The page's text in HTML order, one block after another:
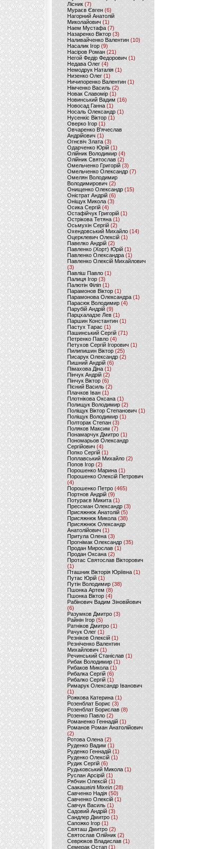
Лісник (7)
Мураєв Євген(6)
Нагорний Анатолій
Миколайович (1)
Наем Мустафа (7)
Назаренко Віктор (3)
Наливайченко Валентин (10)
Насалик Ігор(9)
Насіров Роман (21)
Негой Федір Федорович(1)
Недава Олег(4)
Немодрук Наталія(1)
Низенко Олег (1)
Ничипоренко Валентин (1)
Німченко Василь (2)
Новак Славомір (1)
Новинський Вадим (16)
Новосад Ганна (1)
Носаль Олександр (1)
Нусенкіс Віктор (1)
Оверко Ігор (1)
Овчаренко В'ячеслав
Андрійович(1)
Огнєвіч Злата (3)
Одарченко Юрій(1)
Олійник Володимир (4)
Олійник Святослав (2)
Омельченко Григорій (3)
Омельченко Олександр(7)
Омелян Володимир
Володимирович (2)
Онищенко Олександр (15)
Оністрат Андрій (6)
Оніщук Микола (3)
Осика Сергій(4)
Остафійчук Григорій(1)
Острікова Тетяна (1)
Осьмухін Сергій (2)
Охендовський Михайло (14)
Оцерклевич Олексій (1)
Павелко Андрій (2)
Павленко (Хорт) Юрій (1)
Павленко Олександра (1)
Павленко Олексій Михайлович
(3)
Павліш Павло(1)
Палиця Ігор (3)
Палютін Філіп(1)
Парамонов Віктор (1)
Парамонова Олександра(1)
Парасюк Володимир(4)
Парубій Андрій (9)
Парцхаладзе Лев (1)
Паршин Константин(1)
Пастух Тарас (1)
Пашинський Сергій (71)
Петренко Павло (4)
Петухов Сергій Ігорович (1)
Пилипишин Віктор(25)
Писарук Олександр(2)
Пишний Андрій (6)
Пімахова Діна(1)
Пінчук Андрій(2)
Пінчук Віктор (6)
Пісний Василь (2)
Плачков Іван(1)
Плотнікова Оксана (1)
Полищук Володимир(2)
Поліщук Віктор Степанович(1)
Поліщук Володимир (1)
Полторак Степан(3)
Поляков Максим (7)
Понамарчук Дмитро (1)
Пономарьов Олександр
Сергійович(4)
Попко Сергій (1)
Поплавський Михайло (2)
Попов Ігор(2)
Порошенко Марина (1)
Порошенко Олексій Петрович
(4)
Порошенко Петро (465)
Портнов Андрій (9)
Потураєв Микита(1)
Прессман Олександр(3)
Присяжнюк Анатолій (5)
Присяжнюк Микола (38)
Присяжнюк Олександр
Анатолійович (1)
Притула Олена (3)
Прогнімак Олександр(35)
Продан Мирослав(1)
Продан Оксана (2)
Протас Святослав Вікторович
(1)
Пташник Вікторія Юріївна (1)
Путас Юрій (1)
Путін Володимир(38)
Пшонка Артем (8)
Пшонка Віктор(4)
Рабінович Вадим Зіновійович
(6)
Разумков Дмитро (3)
Райнін Ігор(5)
Ратніков Дмитро (1)
Рачук Олег (1)
Резніков Олексій(1)
Резніченко Валентин
Михайлович (1)
Речинський Станіслав (1)
Рибак Володимир(1)
Рибаков Микола(1)
Рибалка Сергій (6)
Рибалко Сергій (1)
Римарук Олександр Іванович
(1)
Рожкова Катерина(1)
Розенблат Борис (3)
Розенблат Борислав (8)
Розенко Павло (2)
Романенко Геннадій (1)
Романов Роман Анатолійович
(2)
Ротова Олена(2)
Руденко Вадим (1)
Руденко Геннадій (1)
Руденко Олексій(1)
Рудик Сергій(6)
Рудьковський Микола (1)
Руслан Арсірій(1)
Рябчин Олексій (1)
Саакашвілі Міхеіл(28)
Савченко Надія (50)
Савченко Олексій(1)
Савчук Василь (1)
Садовий Андрій (3)
Сандлер Дмитро(1)
Сапожко Ігор(1)
Святаш Дмитро (2)
Святослав Олійник (2)
Севрюков Владислав (1)
Семерак Остап (1)